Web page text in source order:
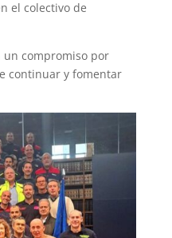
el colectivo de
un compromiso por
continuar y fomentar